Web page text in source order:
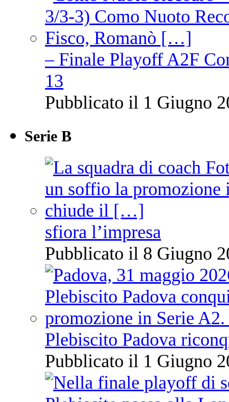
– Finale Playoff A2F
13
Pubblicato il 1 Giugno
Serie B
sfiora l’impresa
Pubblicato il 8 Giugno
Plebiscito Padova
Pubblicato il 1 Giugno